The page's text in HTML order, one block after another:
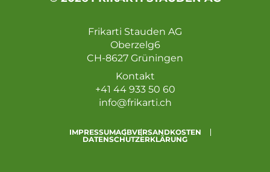
Frikarti Stauden AG
Oberzelg6
CH-8627 Grüningen
Kontakt
+41 44 933 50 60
info@frikarti.ch
IMPRESSUMAGBVERSANDKOSTEN
DATENSCHUTZERKLÄRUNG